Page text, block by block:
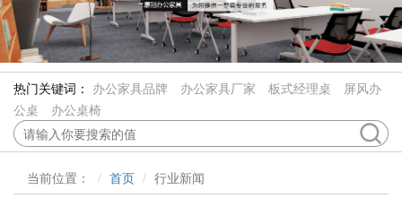
热门关键词： 办公家具品牌 办公家具厂家 板式经理桌
屏风办
公桌
办公桌椅
当前位置： 首页 行业新闻